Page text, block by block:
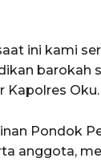
ini kami
barokah
Kapolres Oku.
Pondok
anggota,